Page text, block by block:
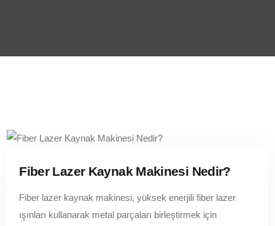
Fiber Lazer Kaynak Makinesi Nedir?
Fiber lazer kaynak makinesi, yüksek enerjili fiber lazer
ışınları kullanarak metal parçaları birleştirmek için